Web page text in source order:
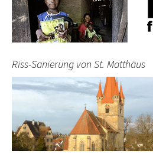
Riss-Sanierung von St. Matthäus